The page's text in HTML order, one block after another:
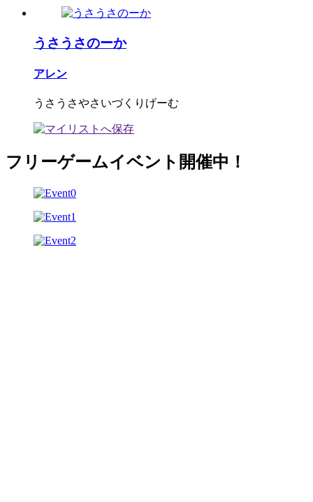
うさうさのーか
アレン
うさうさやさいづくりげーむ
フリーゲームイベント開催中！